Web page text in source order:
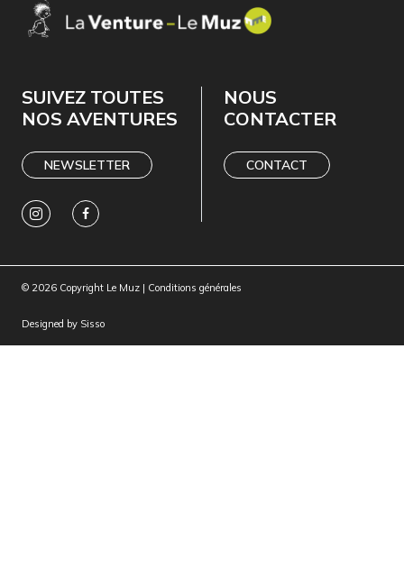
SUIVEZ TOUTES
NOS AVENTURES
NEWSLETTER
NOUS
CONTACTER
CONTACT
© 2026 Copyright Le Muz | Conditions générales
Designed by Sisso